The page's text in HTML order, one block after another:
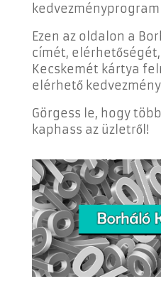
Ezen az oldalon a
címét,
Kecskemét kártya
elérhető
Görgess le, hogy
kaphass az üzletről!